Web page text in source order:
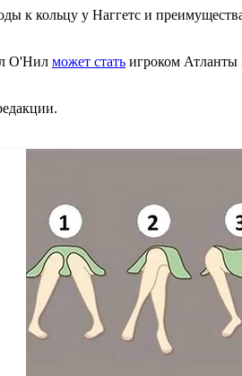
к кольцу у Наггетс и
О'Нил может стать игроком Атланты